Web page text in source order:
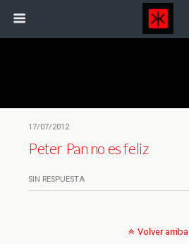
17/07/2012
Peter Pan no es feliz
SIN RESPUESTA
Volver arriba